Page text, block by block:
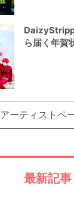
ら届く年賀
アーティストペ
最新記事